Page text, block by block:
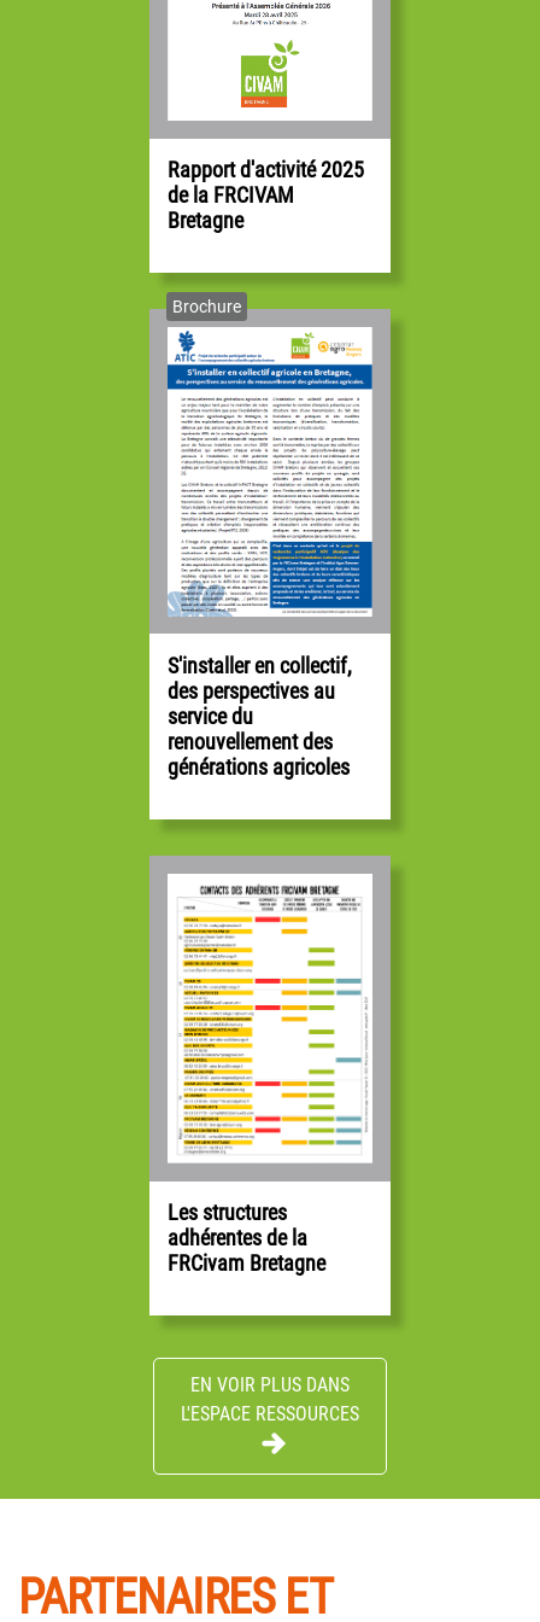
Camille Baran
Maraîchage - Accueil pédagogique et social | Représentante Accueil Paysan
Administratrice
Samuel DUGAS
Eleveur laitier (bovin) | Représentant ADAGE
Administrateur, thématique communication
Elodie Guilbault
Elevage équin - Accueil social | Représentante Accueil Paysan 35
Administratrice
Didier LABOUCHE
Administrateur
Gilles MARECHAL
Anne-Gaëlle Scatton
Animatrice / Coordinatrice Installation - Transmission et Communication
anne-gaelle.scatton[@]civam.org
07.54.35.29.06
Orianne Tercerie
Animatrice / Coordinatrice Systèmes Alimentaires Territorialisés et
Formation
orianne.tercerie@civam.org
06.38.05.70.34
Rapport d'activité 2025
de la FRCIVAM
Bretagne
Brochure
S'installer en collectif,
des perspectives au
service du
renouvellement des
générations agricoles
Les structures
adhérentes de la
FRCivam Bretagne
EN VOIR PLUS DANS
L'ESPACE RESSOURCES
PARTENAIRES ET